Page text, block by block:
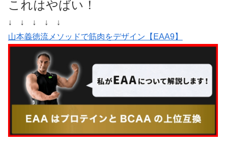
これはやばい！
↓ ↓ ↓ ↓ ↓
山本義徳流メソッドで筋肉をデザイン【EAA9】